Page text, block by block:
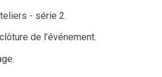
- série 2.
de l’événement.